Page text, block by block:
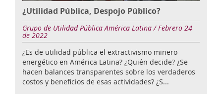
¿Utilidad Pública, Despojo Público?
Grupo de Utilidad Pública América Latina / Febrero 24
de 2022
¿Es de utilidad pública el extractivismo minero
energético en América Latina? ¿Quién decide? ¿Se
hacen balances transparentes sobre los verdaderos
costos y beneficios de esas actividades? ¿S...